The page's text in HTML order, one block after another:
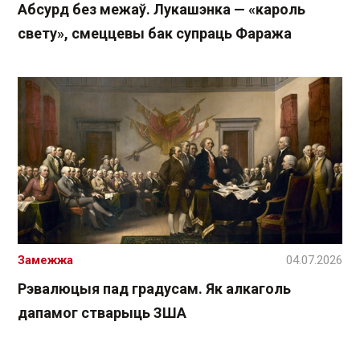
Абсурд без межаў. Лукашэнка — «кароль
свету», смеццевы бак супраць Фаража
Рэвалюцыя пад градусам. Як алкаголь
дапамог стварыць ЗША
Замежжа 04.07.2026